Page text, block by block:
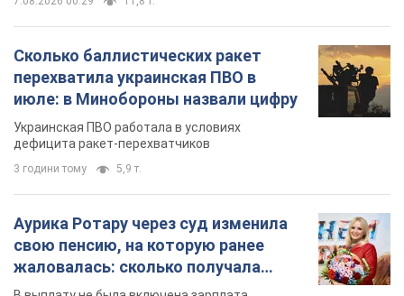
Аурика Ротару через суд изменила
свою пенсию, на которую ранее
жаловалась: сколько получала
певица
артистки за время работы в Черновицкой
филармонии
за 10 годин